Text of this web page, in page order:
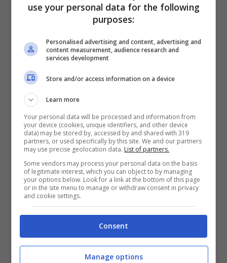
Leggi anche —->
Cristèl Carrisi? Chi è il ricchissimo genero di
Albano [FOTO]
La storia d’amore tra Lino
Guanciale e Antonella
Liuzzi
L’attore ha raccontato di aver conosciuto la
sua futura moglie in una libreria romana. Oggi
use your personal data for the following
purposes:
Personalised advertising and content, advertising and
content measurement, audience research and
services development
Store and/or access information on a device
Learn more
Your personal data will be processed and information from
your device (cookies, unique identifiers, and other device
data) may be stored by, accessed by and shared with 319
partners, or used specifically by this site. We and our partners
may use precise geolocation data. List of partners.
Some vendors may process your personal data on the basis
of legitimate interest, which you can object to by managing
your options below. Look for a link at the bottom of this page
or in the site menu to manage or withdraw consent in privacy
and cookie settings.
Consent
Manage options